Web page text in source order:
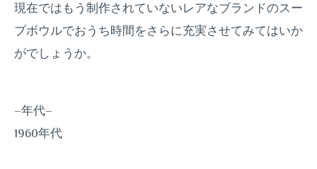
現在ではもう制作されていないレアなブランドのスー
プボウルでおうち時間をさらに充実させてみてはいか
がでしょうか。
–年代–
1960年代